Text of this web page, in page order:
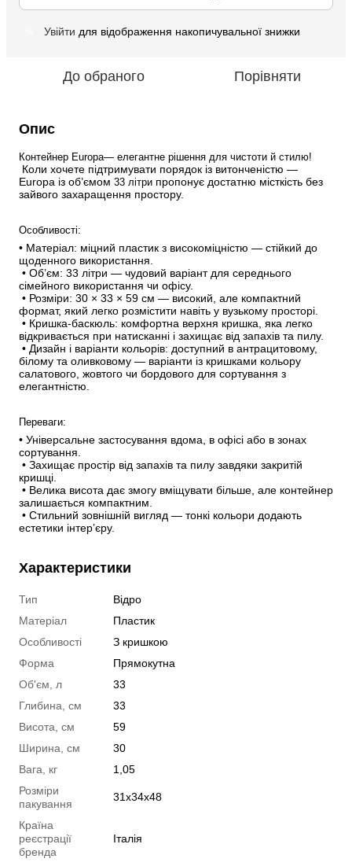
Увійти для відображення накопичувальної знижки
До обраного Порівняти
Опис
Контейнер Europa— елегантне рішення для чистоти й стилю!
Europa із об’ємом 33 літри пропонує достатню місткість без
зайвого захаращення простору.
Особливості:
• Матеріал: міцний пластик з високоміцністю — стійкий до
щоденного використання.
сімейного використання чи офісу.
формат, який легко розмістити навіть у вузькому просторі.
відкривається при натисканні і захищає від запахів та пилу.
білому та оливковому — варіанти із кришками кольору
салатового, жовтого чи бордового для сортування з
елегантністю.
Переваги:
• Універсальне застосування вдома, в офісі або в зонах
сортування.
кришці.
залишається компактним.
естетики інтер’єру.
Характеристики
Тип
Відро
Матеріал
Пластик
Особливості
З кришкою
Форма
Прямокутна
Об'єм, л
33
Глибина, см
33
Висота, см
59
Ширина, см
30
Вага, кг
1,05
Розміри
пакування
31х34х48
Країна
реєстрації
бренда
Італія